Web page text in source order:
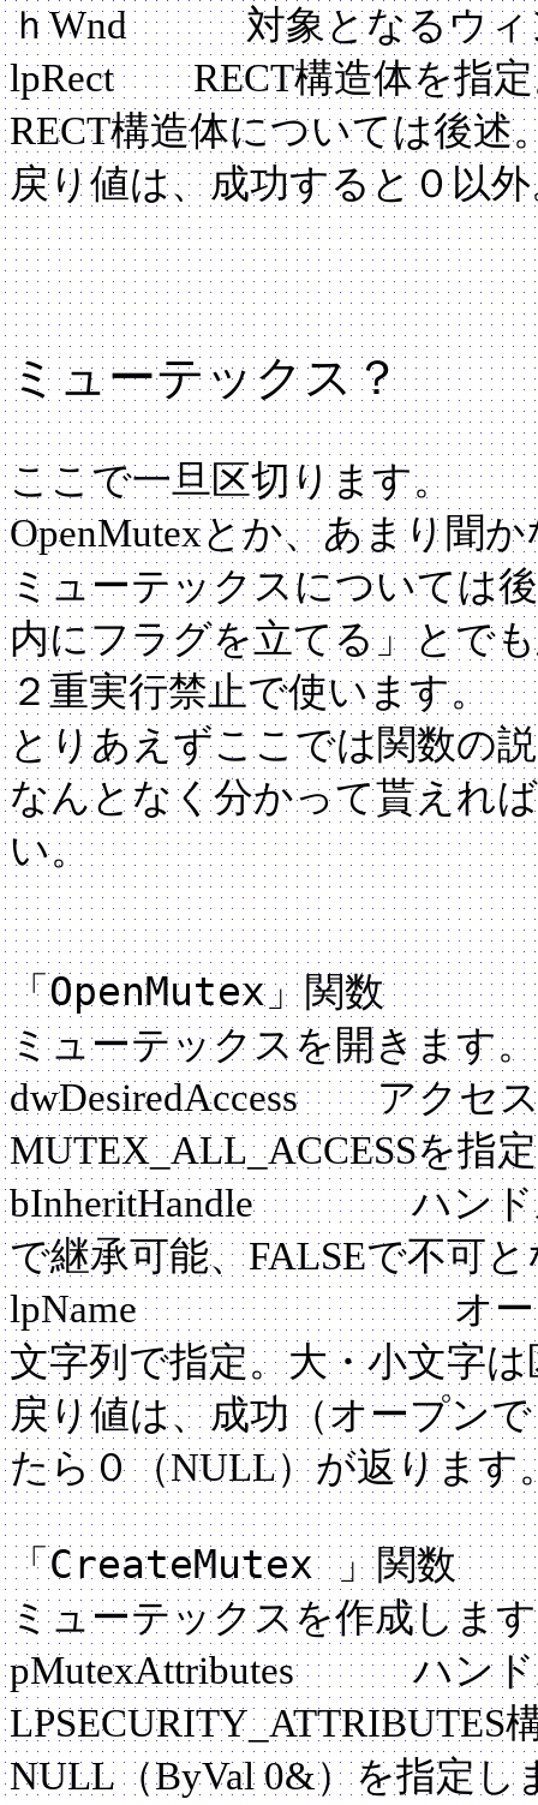
ｈWnd 対象となるウィ
lpRect RECT構造体を指定
RECT構造体については後述
戻り値は、成功すると０以
ミューテックス？
ここで一旦区切ります。
OpenMutexとか、あまり聞
ミューテックスについては
内にフラグを立てる」とで
２重実行禁止で使います。
とりあえずここでは関数の
なんとなく分かって貰えれ
い。
「OpenMutex 」関数
ミューテックスを開きます。
dwDesiredAccess アクセ
MUTEX_ALL_ACCESSを指
bInheritHandle ハンドル
で継承可能、FALSEで不可
lpName オープンす
文字列で指定。大・小文字
戻り値は、成功（オープン
たら０（NULL）が返ります
「CreateMutex 」関数
ミューテックスを作成しま
pMutexAttributes ハンド
NULL（ByVal 0&）を指定し